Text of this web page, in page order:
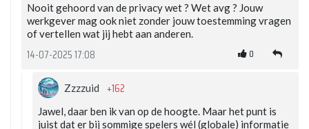
Nooit gehoord van de privacy wet ? Wet avg ? Jouw
werkgever mag ook niet zonder jouw toestemming vragen
of vertellen wat jij hebt aan anderen.
14-07-2025 17:08 0
Zzzzuid +162
Jawel, daar ben ik van op de hoogte. Maar het punt is
juist dat er bij sommige spelers wél (globale) informatie